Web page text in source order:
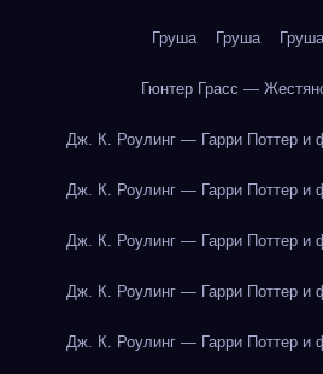
Груша Груша Груша
Гюнтер Грасс —
Дж. К. Роулинг — Гарри Поттер и
Дж. К. Роулинг — Гарри Поттер и
Дж. К. Роулинг — Гарри Поттер и
Дж. К. Роулинг — Гарри Поттер и
Дж. К. Роулинг — Гарри Поттер и